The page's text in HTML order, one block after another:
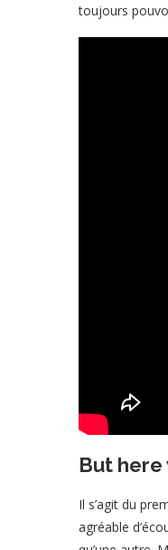
toujours
But here
Il s’agit du
agréable